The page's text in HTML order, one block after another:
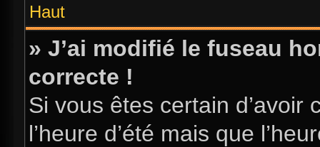
Haut
» J’ai modifié le fuseau
correcte !
Si vous êtes certain
l’heure d’été mais que